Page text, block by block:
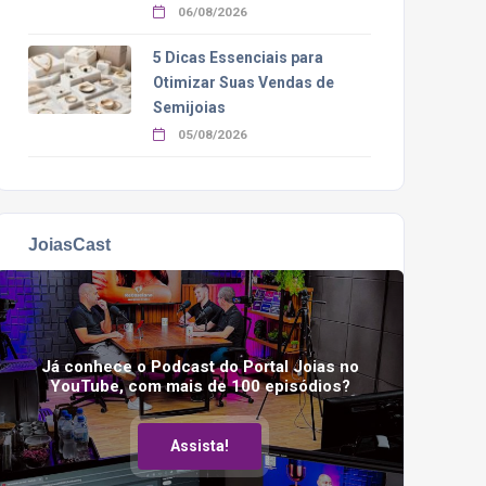
06/08/2026
5 Dicas Essenciais para
Otimizar Suas Vendas de
Semijoias
05/08/2026
JoiasCast
Já conhece o Podcast do Portal Joias no
YouTube, com mais de 100 episódios?
Assista!